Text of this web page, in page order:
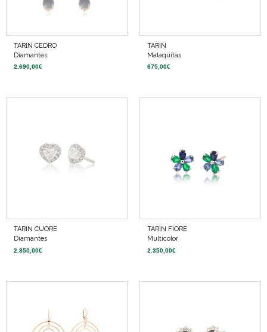
TARIN CEDRO
Diamantes
2.690,00€
TARIN
Malaquitas
675,00€
TARIN CUORE
Diamantes
2.850,00€
TARIN FIORE
Multicolor
2.350,00€